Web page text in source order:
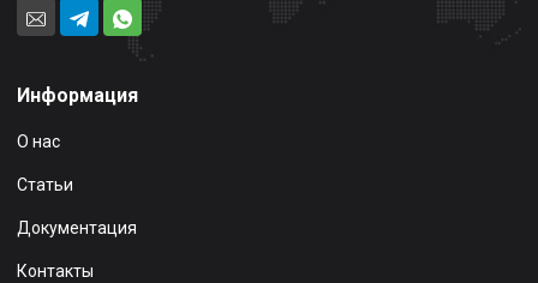
Информация
О нас
Статьи
Документация
Контакты